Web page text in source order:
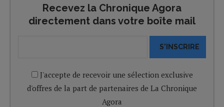
Recevez la Chronique Agora
directement dans votre boîte mail
S'INSCRIRE
J'accepte de recevoir une sélection exclusive
d'offres de la part de partenaires de La Chronique
Agora